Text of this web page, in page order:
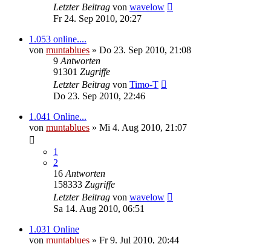
Letzter Beitrag von wavelow
Fr 24. Sep 2010, 20:27
1.053 online....
von muntablues » Do 23. Sep 2010, 21:08
9 Antworten
91301 Zugriffe
Letzter Beitrag von Timo-T
Do 23. Sep 2010, 22:46
1.041 Online...
von muntablues » Mi 4. Aug 2010, 21:07
1
2
16 Antworten
158333 Zugriffe
Letzter Beitrag von wavelow
Sa 14. Aug 2010, 06:51
1.031 Online
von muntablues » Fr 9. Jul 2010, 20:44